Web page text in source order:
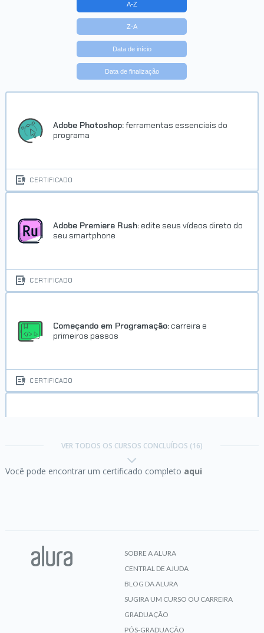
A-Z
Z-A
Data de início
Data de finalização
Adobe Photoshop:ferramentas essenciais do
programa
CERTIFICADO
Adobe Premiere Rush: edite seus vídeos direto do
seu smartphone
CERTIFICADO
Começando em Programação: carreira e
primeiros passos
CERTIFICADO
compartilhando e colaborando em
VER TODOS OS CURSOS CONCLUÍDOS (16)
Você pode encontrar um certificado completo aqui
SOBRE A ALURA
CENTRAL DE AJUDA
BLOG DA ALURA
SUGIRA UM CURSO OU CARREIRA
GRADUAÇÃO
PÓS-GRADUAÇÃO